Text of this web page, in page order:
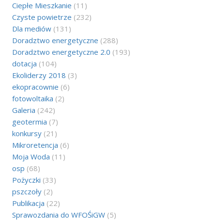
Ciepłe Mieszkanie (11)
Czyste powietrze (232)
Dla mediów (131)
Doradztwo energetyczne (288)
Doradztwo energetyczne 2.0 (193)
dotacja (104)
Ekoliderzy 2018 (3)
ekopracownie (6)
fotowoltaika (2)
Galeria (242)
geotermia (7)
konkursy (21)
Mikroretencja (6)
Moja Woda (11)
osp (68)
Pożyczki (33)
pszczoły (2)
Publikacja (22)
Sprawozdania do WFOŚiGW (5)